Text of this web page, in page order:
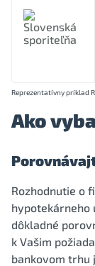
Reprezentatívny príklad
Ako
Rozhodnutie o
hypotekárneho
dôkladné
k Vašim
bankovom trhu